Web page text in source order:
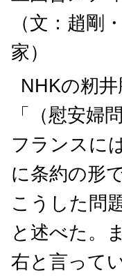
（文：趙剛
家）
NHKの籾
「（慰安婦
フランスに
に条約の形
こうした問
と述べた。
右と言って